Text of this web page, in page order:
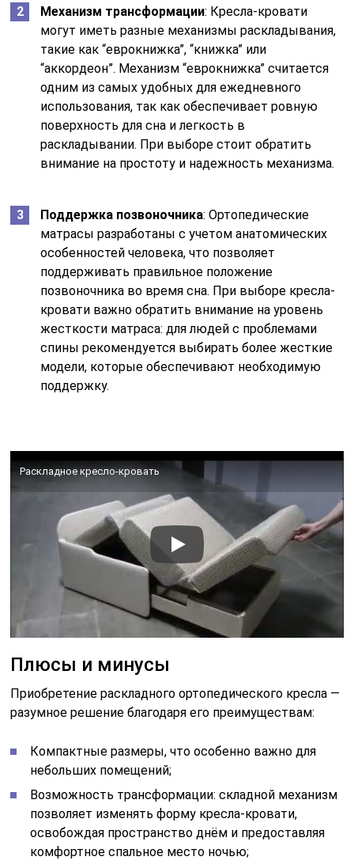
Механизм трансформации: Кресла-кровати
могут иметь разные механизмы раскладывания,
такие как “еврокнижка”, “книжка” или
“аккордеон”. Механизм “еврокнижка” считается
одним из самых удобных для ежедневного
использования, так как обеспечивает ровную
поверхность для сна и легкость в
раскладывании. При выборе стоит обратить
внимание на простоту и надежность механизма.
Поддержка позвоночника: Ортопедические
матрасы разработаны с учетом анатомических
особенностей человека, что позволяет
поддерживать правильное положение
позвоночника во время сна. При выборе кресла-
кровати важно обратить внимание на уровень
жесткости матраса: для людей с проблемами
спины рекомендуется выбирать более жесткие
модели, которые обеспечивают необходимую
поддержку.
Раскладное кресло-кровать
Плюсы и минусы
Приобретение раскладного ортопедического кресла —
разумное решение благодаря его преимуществам:
Компактные размеры, что особенно важно для
небольших помещений;
Возможность трансформации: складной механизм
позволяет изменять форму кресла-кровати,
освобождая пространство днём и предоставляя
комфортное спальное место ночью;